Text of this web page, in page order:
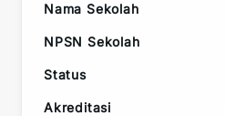
Nama Sekolah
NPSN Sekolah
Status
Akreditasi